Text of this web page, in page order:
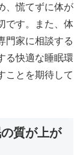
、慌てずに体が
です。また、体
門家に相談する
る快適な睡眠環
ことを期待して
質が上が